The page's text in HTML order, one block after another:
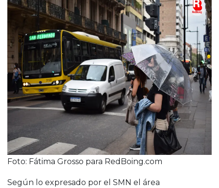
Foto: Fátima Grosso para RedBoing.com
Según lo expresado por el SMN el área